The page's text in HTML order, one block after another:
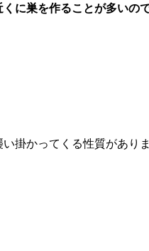
くに巣を作ることが多いの
掛かってくる性質がありま